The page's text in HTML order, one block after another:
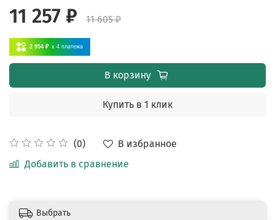
(0)
В избранное
Добавить в сравнение
11 257 ₽ 11 605 ₽
2 954 ₽ x 4 платежа
В корзину
Купить в 1 клик
Выбрать